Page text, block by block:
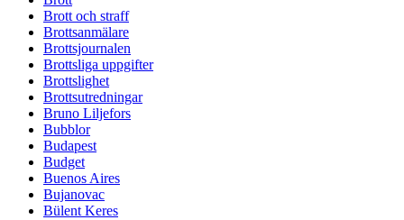
Brott och straff
Brottsanmälare
Brottsjournalen
Brottsliga uppgifter
Brottslighet
Brottsutredningar
Bruno Liljefors
Bubblor
Budapest
Budget
Buenos Aires
Bujanovac
Bülent Keres